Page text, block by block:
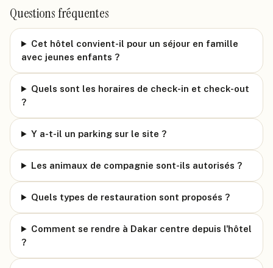
Questions fréquentes
Cet hôtel convient-il pour un séjour en famille
avec jeunes enfants ?
Quels sont les horaires de check-in et check-out
?
Y a-t-il un parking sur le site ?
Les animaux de compagnie sont-ils autorisés ?
Quels types de restauration sont proposés ?
Comment se rendre à Dakar centre depuis l'hôtel
?